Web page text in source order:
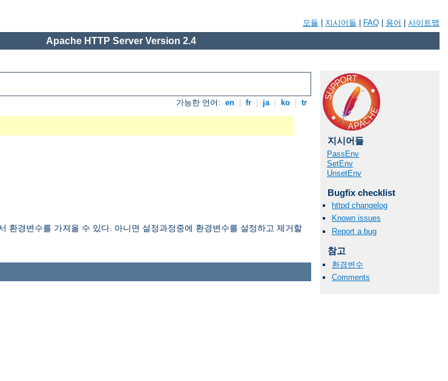
모듈 지시어들 FAQ 용어 사이트맵
Apache HTTP Server Version 2.4
가능한 언어: en fr ja ko tr
환경변수를 가져올 수 있다. 아니면 설정과정중에 환경변수를 설정하고 제거할
지시어들
PassEnv
SetEnv
UnsetEnv
Bugfix checklist
httpd changelog
Known issues
Report a bug
참고
환경변수
Comments